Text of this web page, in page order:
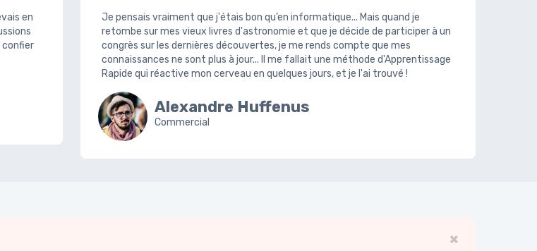
en
confier
Je pensais vraiment que j'étais bon qu’en informatique... Mais quand je
retombe sur mes vieux livres d'astronomie et que je décide de participer à un
congrès sur les dernières découvertes, je me rends compte que mes
connaissances ne sont plus à jour... Il me fallait une méthode d'Apprentissage
Rapide qui réactive mon cerveau en quelques jours, et je l'ai trouvé !
Alexandre Huffenus
Commercial
×